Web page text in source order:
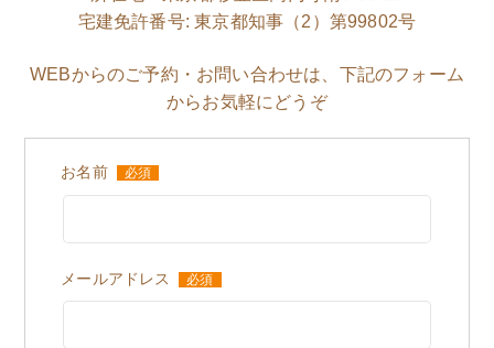
宅建免許番号: 東京都知事（2）第99802号
WEBからのご予約・お問い合わせは、下記のフォーム
からお気軽にどうぞ
お名前 必須
メールアドレス 必須